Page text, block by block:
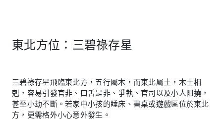
東北方位：三碧祿存星
三碧祿存星飛臨東北方，五行屬木，而東北屬土，木土相
剋，容易引發官非、口舌是非、爭執、官司以及小人阻撓，
甚至小劫不斷。若家中小孩的睡床、書桌或遊戲區位於東北
方，更需格外小心意外發生。